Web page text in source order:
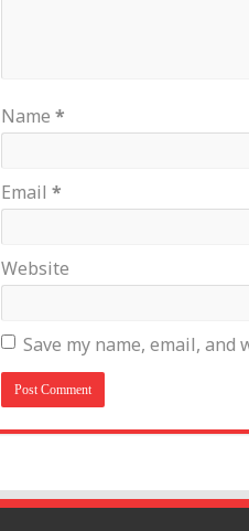
Name *
Email *
Website
Save my name, email,